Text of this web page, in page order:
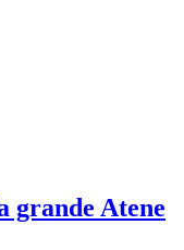
grande Atene